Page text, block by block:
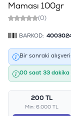
Maması 100gr
(0)
BARKOD:
Bir sonraki
00 saat 33 dakika
200 TL
Min: 6.000 TL